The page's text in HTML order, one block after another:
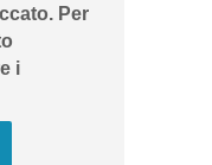
Per
i